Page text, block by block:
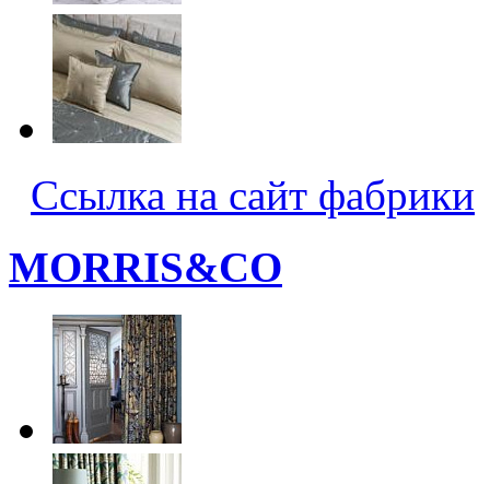
Ссылка на сайт фабрики
MORRIS&CO